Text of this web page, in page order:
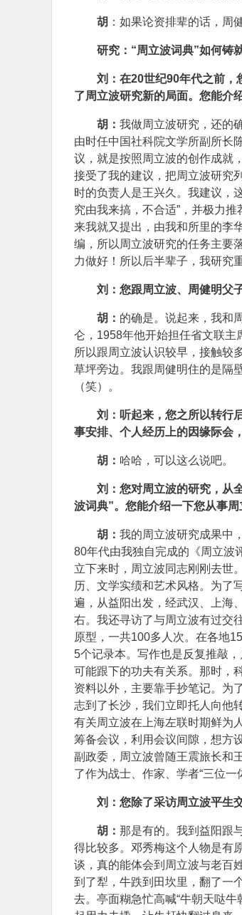
胡 ：如果论资排辈的话，周
研究：“周立波词典”如何铸
刘：在20世纪90年代之前，
了周立波研究新的局面。您能介
胡： 我做周立波研究，还的
由时任中国社科院文学所副所长
议，就是按照周立波的创作成就
接受了我的建议，把周立波研究
时的负责人是王兴久。我建议，
究由我来搞，不合适”，并极力
来我就又提出，由我和所里的李
编，所以周立波研究的任务主要
力做好！所以后半辈子，我研究
刘：您跟周立波、周健明父
胡： 的确是。说起来，我和
仑，1958年他开始担任省文联主
所以跟周立波认识较早，接触较
草坪旁边。我跟周健明住的是隔
（笑）。
刘：听起来，您之所以转行
事安排、个人经历上的因缘际会
胡： 哈哈，可以这么说吧。
刘：您对周立波的研究，从
波词典”。您能介绍一下您从事
胡： 我的周立波研究成果中
80年代由我独自完成的《周立波
立下来时，周立波同志刚刚去世
历、文学实绩和艺术风格。为了
遍，从益阳出发，经武汉、上海
右。我还寻访了与周立波有过交
原型，一共100多人次。在各地
5个记录本。写作也是反复推敲
可能跟下的功夫有关系。那时，
资料以外，主要靠手抄笔记。为
志到了长沙，我们立即托人向他
有关周立波在上海左联时期鲜为
筹备会议，利用会议间隙，想方
副政委，周立波曾随王震旅长和
了作为战士、作家、学者“三位一
刘：您除了采访周立波平生
胡： 那是有的。我到益阳跟
得比较多。邓秀梅这个人物是有
谈，真的能体会到周立波与老百
到了犁，牛跌到田坎里，翻了一
去。亭面糊急忙高喊“牛朝天哒